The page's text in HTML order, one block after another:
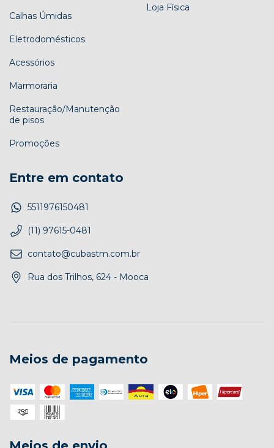
Calhas Úmidas
Eletrodomésticos
Acessórios
Marmoraria
Restauração/Manutenção
de pisos
Promoções
Loja Física
Entre em contato
5511976150481
(11) 97615-0481
contato@cubastm.com.br
Rua dos Trilhos, 624 - Mooca
Meios de pagamento